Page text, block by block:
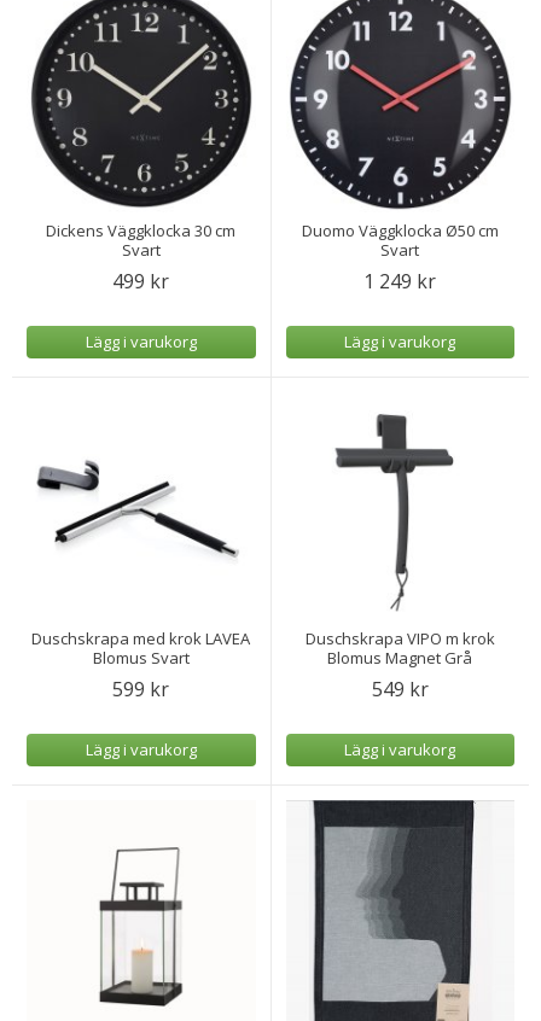
Dickens Väggklocka 30 cm
Svart
499 kr
Lägg i varukorg
Duomo Väggklocka Ø50 cm
Svart
1 249 kr
Lägg i varukorg
Duschskrapa med krok LAVEA
Blomus Svart
599 kr
Lägg i varukorg
Duschskrapa VIPO m krok
Blomus Magnet Grå
549 kr
Lägg i varukorg